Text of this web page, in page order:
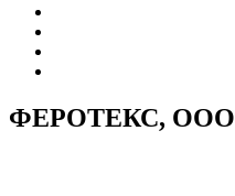
ФЕРОТЕКС, ООО